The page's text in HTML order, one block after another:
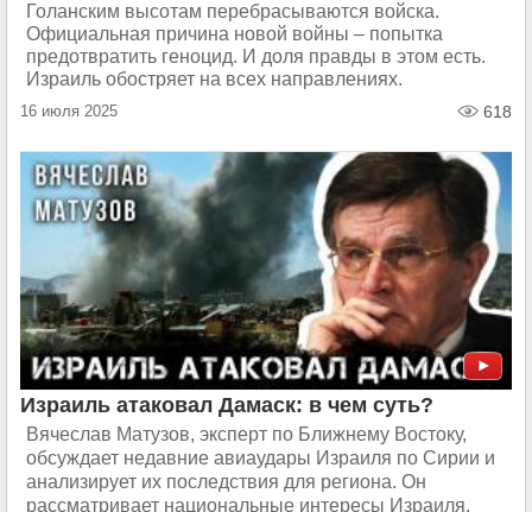
Голанским высотам перебрасываются войска.
Официальная причина новой войны – попытка
предотвратить геноцид. И доля правды в этом есть.
Израиль обостряет на всех направлениях.
16 июля 2025 618
Израиль атаковал Дамаск: в чем суть?
Вячеслав Матузов, эксперт по Ближнему Востоку,
обсуждает недавние авиаудары Израиля по Сирии и
анализирует их последствия для региона. Он
рассматривает национальные интересы Израиля,